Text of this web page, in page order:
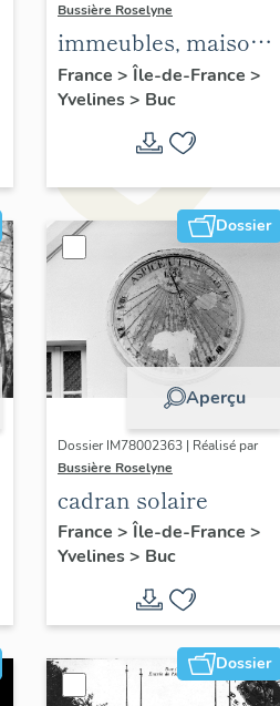
Bussière Roselyne
immeubles, maisons,
fermes
France > Île-de-France >
Yvelines> Buc
Dossier
Aperçu
Dossier IM78002363 | Réalisé par
Bussière Roselyne
cadran solaire
France > Île-de-France >
Yvelines> Buc
Dossier